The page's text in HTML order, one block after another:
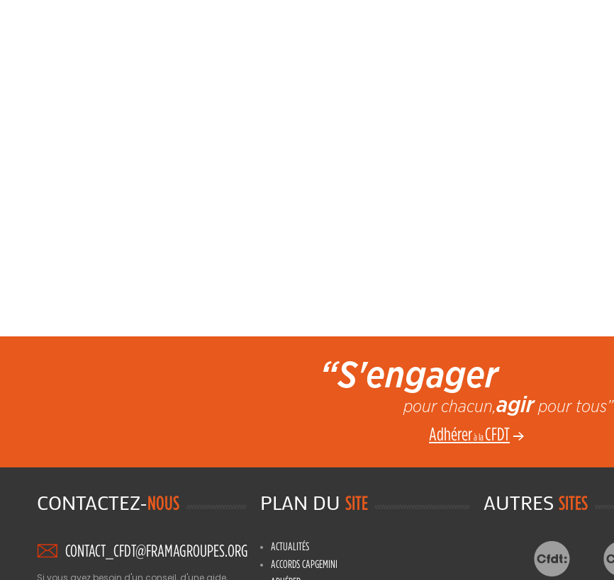
“S'engager
pour chacun,agirpour tous”
Adhérerà laCFDT
CONTACTEZ-NOUS
CONTACT_CFDT@FRAMAGROUPES.ORG
Si vous avez besoin d'un conseil, d'une aide,
PLAN DU SITE
ACTUALITÉS
ACCORDS CAPGEMINI
AUTRES SITES